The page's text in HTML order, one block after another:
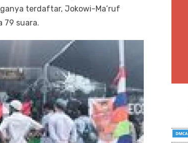
terdaftar, Jokowi-Ma’ruf
79 suara.